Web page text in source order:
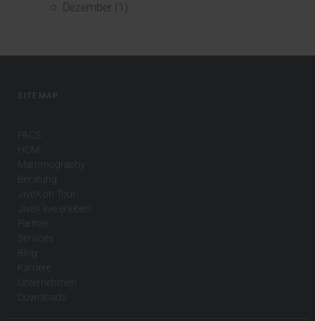
Dezember (1)
SITEMAP
PACS
HCM
Mammography
Beratung
JiveX on Tour
JiveX live erleben
Partner
Services
Blog
Karriere
Unternehmen
Downloads